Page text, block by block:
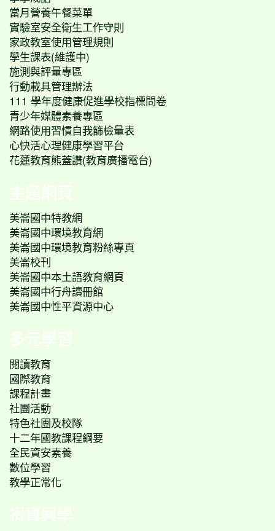
當月營養午餐菜單
實驗室安全衛生工作守則
家政教室使用管理規則
學生課表(維護中)
施測與評量專區
行動載具管理辦法
111 學年度健康促進學校指標問卷
青少年媒體素養專區
網路使用習慣自我篩檢量表
心快活心理健康學習平台
花蓮教育熊蓋讚(教育廣播電台)
主題網頁
美崙國中特教網
美崙國中環境教育網
美崙國中環境教育粉絲專頁
美崙校刊
美崙國中本土語教育網頁
美崙國中行舟讀冊館
美崙國中性平資源中心
多元學習
閱讀教育
國際教育
課程計畫
社團活動
特色社團及校隊
十二年國教課程綱要
全民資安素養
數位學習
教學正常化
捐資興學